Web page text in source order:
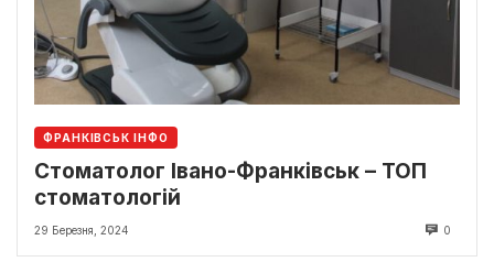
ФРАНКІВСЬК ІНФО
Стоматолог Івано-Франківськ – ТОП
стоматологій
29 Березня, 2024 0